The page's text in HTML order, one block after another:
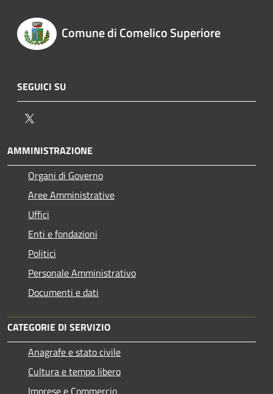
Comune di Comelico Superiore
SEGUICI SU
AMMINISTRAZIONE
Organi di Governo
Aree Amministrative
Uffici
Enti e fondazioni
Politici
Personale Amministrativo
Documenti e dati
CATEGORIE DI SERVIZIO
Anagrafe e stato civile
Cultura e tempo libero
Imprese e Commercio